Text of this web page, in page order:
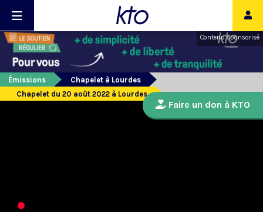
Contenu sponsorisé
Émissions
Chapelet à Lourdes
Chapelet du 20 août 2022 à Lourdes
Faire un don à KTO